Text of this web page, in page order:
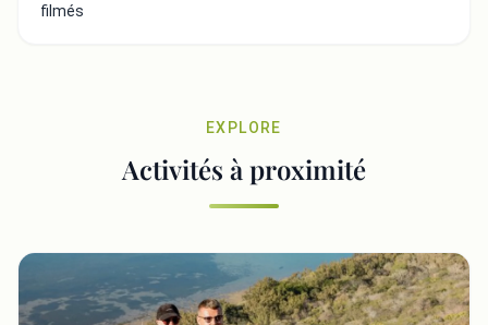
filmés
EXPLORE
Activités à proximité